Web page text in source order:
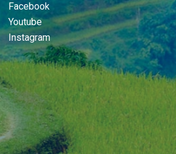
Facebook
Youtube
Instagram